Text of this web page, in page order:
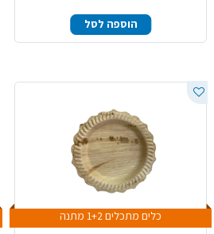
הוספה לסל
כלים מתכלים 1+2 מתנה